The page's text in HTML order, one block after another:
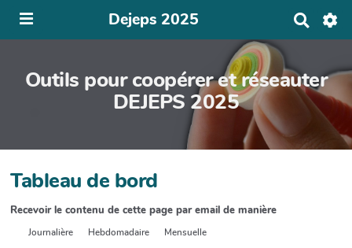
Dejeps 2025
e
r
c
e
r
Outils pour coopérer et réseauter
DEJEPS 2025
Tableau de bord
Recevoir le contenu de cette page par email de manière
Journalière Hebdomadaire Mensuelle